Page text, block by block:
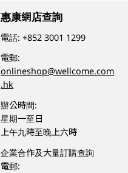
惠康網店查詢
電話:+852 3001 1299
電郵:
onlineshop@wellcome.com
.hk
辦公時間:
星期一至日
上午九時至晚上六時
企業合作及大量訂購查詢
電郵: